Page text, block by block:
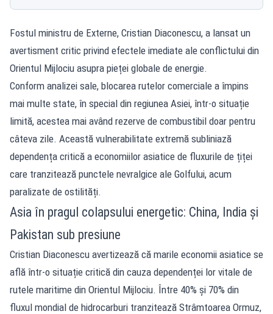
Fostul ministru de Externe, Cristian Diaconescu, a lansat un
avertisment critic privind efectele imediate ale conflictului din
Orientul Mijlociu asupra pieței globale de energie.
Conform analizei sale, blocarea rutelor comerciale a împins
mai multe state, în special din regiunea Asiei, într-o situație
limită, acestea mai având rezerve de combustibil doar pentru
câteva zile. Această vulnerabilitate extremă subliniază
dependența critică a economiilor asiatice de fluxurile de țiței
care tranzitează punctele nevralgice ale Golfului, acum
paralizate de ostilități.
Asia în pragul colapsului energetic: China, India și
Pakistan sub presiune
Cristian Diaconescu avertizează că marile economii asiatice se
află într-o situație critică din cauza dependenței lor vitale de
rutele maritime din Orientul Mijlociu. Între 40% și 70% din
fluxul mondial de hidrocarburi tranzitează Strâmtoarea Ormuz,